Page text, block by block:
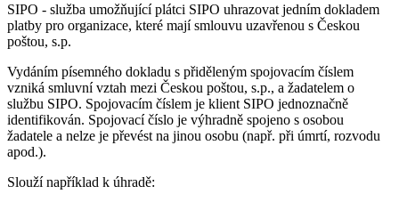
SIPO - služba umožňující plátci SIPO uhrazovat jedním dokladem
platby pro organizace, které mají smlouvu uzavřenou s Českou
poštou, s.p.
Vydáním písemného dokladu s přiděleným spojovacím číslem
vzniká smluvní vztah mezi Českou poštou, s.p., a žadatelem o
službu SIPO. Spojovacím číslem je klient SIPO jednoznačně
identifikován. Spojovací číslo je výhradně spojeno s osobou
žadatele a nelze je převést na jinou osobu (např. při úmrtí, rozvodu
apod.).
Slouží například k úhradě: